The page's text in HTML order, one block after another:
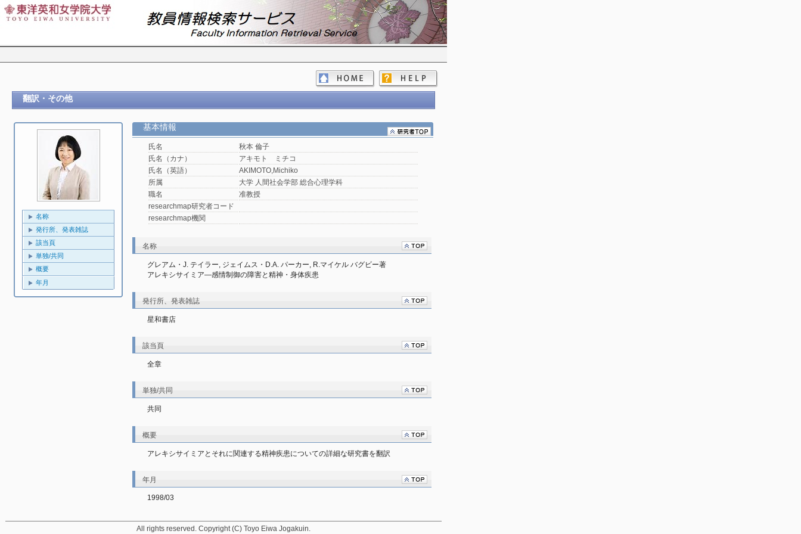
翻訳・その他
名称
発行所、発表雑誌
該当頁
単独/共同
概要
年月
基本情報
氏名
秋本 倫子
氏名（カナ）
アキモト ミチコ
氏名（英語）
AKIMOTO,Michiko
所属
大学 人間社会学部 総合心理学科
職名
准教授
researchmap研究者コード
researchmap機関
名称
グレアム・J. テイラー, ジェイムス・D.A. パーカー, R.マイケル バグビー著
アレキシサイミア―感情制御の障害と精神・身体疾患
発行所、発表雑誌
星和書店
該当頁
全章
単独/共同
共同
概要
アレキシサイミアとそれに関連する精神疾患についての詳細な研究書を翻訳
年月
1998/03